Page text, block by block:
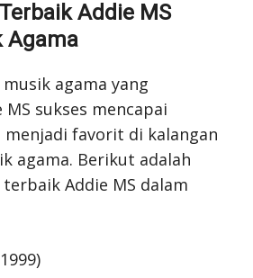
Addie MS
Agama
agama yang
sukses mencapai
favorit di kalangan
agama. Berikut adalah
Addie MS dalam